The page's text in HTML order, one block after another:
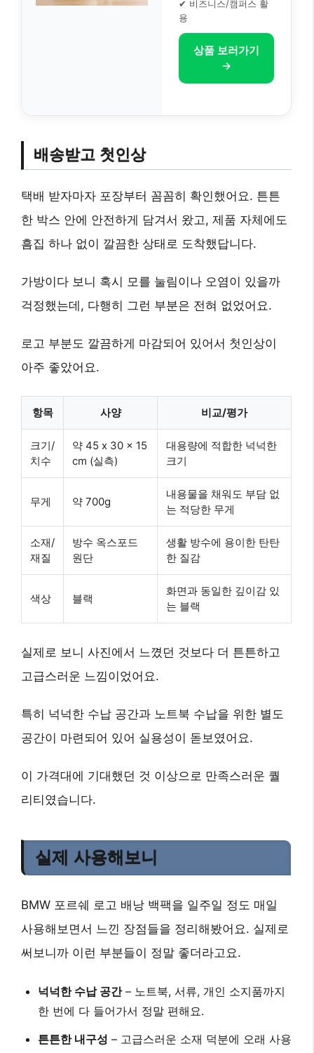
✔ 비즈니스/캠퍼스 활
용
상품 보러가기
→
배송받고 첫인상
택배 받자마자 포장부터 꼼꼼히 확인했어요. 튼튼
한 박스 안에 안전하게 담겨서 왔고, 제품 자체에도
흠집 하나 없이 깔끔한 상태로 도착했답니다.
가방이다 보니 혹시 모를 눌림이나 오염이 있을까
걱정했는데, 다행히 그런 부분은 전혀 없었어요.
로고 부분도 깔끔하게 마감되어 있어서 첫인상이
아주 좋았어요.
항목 사양 비교/평가
크기/
치수
약 45 x 30 x 15
cm (실측)
대용량에 적합한 넉넉한
크기
무게 약 700g
내용물을 채워도 부담 없
는 적당한 무게
소재/
재질
방수 옥스포드
원단
생활 방수에 용이한 탄탄
한 질감
색상 블랙
화면과 동일한 깊이감 있
는 블랙
실제로 보니 사진에서 느꼈던 것보다 더 튼튼하고
고급스러운 느낌이었어요.
특히 넉넉한 수납 공간과 노트북 수납을 위한 별도
공간이 마련되어 있어 실용성이 돋보였어요.
이 가격대에 기대했던 것 이상으로 만족스러운 퀄
리티였습니다.
실제 사용해보니
BMW 포르쉐 로고 배낭 백팩을 일주일 정도 매일
사용해보면서 느낀 장점들을 정리해봤어요. 실제로
써보니까 이런 부분들이 정말 좋더라고요.
넉넉한 수납 공간– 노트북, 서류, 개인 소지품까지
한 번에 다 들어가서 정말 편해요.
튼튼한 내구성 – 고급스러운 소재 덕분에 오래 사용